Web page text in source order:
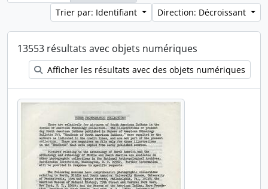
Trier par: Identifiant
Direction: Décroissant
13553 résultats avec objets numériques
Afficher les résultats avec des objets numériques